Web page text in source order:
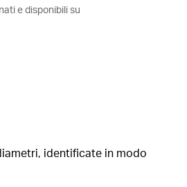
e disponibili su
identificate in modo